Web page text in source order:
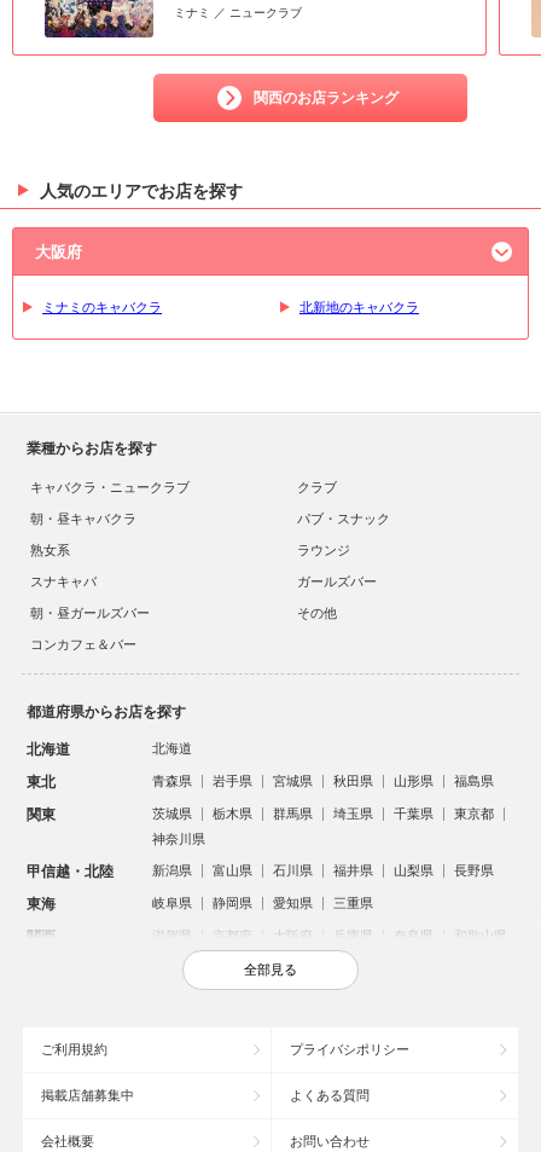
ミナミ ／ ニュークラブ
関西のお店ランキング
人気のエリアでお店を探す
大阪府
ミナミのキャバクラ 北新地のキャバクラ
業種からお店を探す
キャバクラ・ニュークラブ
クラブ
朝・昼キャバクラ
パブ・スナック
熟女系
ラウンジ
スナキャバ
ガールズバー
朝・昼ガールズバー
その他
コンカフェ＆バー
都道府県からお店を探す
北海道 北海道
東北 青森県 岩手県 宮城県 秋田県 山形県 福島県
関東 茨城県 栃木県 群馬県 埼玉県 千葉県
東京都
神奈川県
甲信越・北陸 新潟県 富山県 石川県 福井県 山梨県 長野県
東海 岐阜県 静岡県 愛知県 三重県
関西 滋賀県 京都府 大阪府 兵庫県 奈良県 和歌山県
鳥取県 島根県 岡山県 広島県
沖縄県
全部見る
ご利用規約 プライバシポリシー
掲載店舗募集中 よくある質問
会社概要 お問い合わせ